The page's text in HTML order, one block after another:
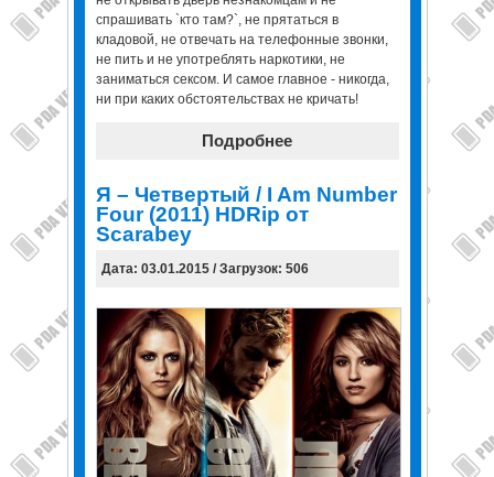
спрашивать `кто там?`, не прятаться в
кладовой, не отвечать на телефонные звонки,
не пить и не употреблять наркотики, не
заниматься сексом. И самое главное - никогда,
ни при каких обстоятельствах не кричать!
Подробнее
Я – Четвертый / I Am Number
Four (2011) HDRip от
Scarabey
Дата: 03.01.2015 / Загрузок: 506